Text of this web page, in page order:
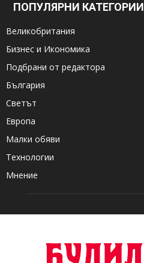
ПОПУЛЯРНИ КАТЕГОРИИ
Великобритания
Бизнес и Икономика
Подбрани от редактора
България
Светът
Европа
Малки обяви
Технологии
Мнение